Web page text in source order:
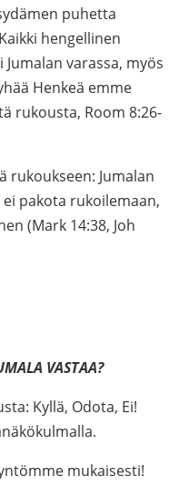
puhetta
hengellinen
varassa, myös
Henkeä emme
rukousta, Room 8:26-
rukoukseen: Jumalan
pakota rukoilemaan,
(Mark 14:38, Joh
VASTAA?
Kyllä, Odota, Ei!
mukaisesti!